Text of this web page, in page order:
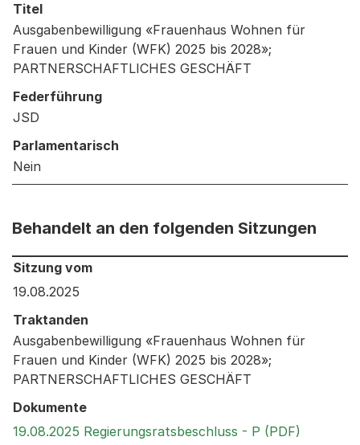
Titel
Ausgabenbewilligung «Frauenhaus Wohnen für
Frauen und Kinder (WFK) 2025 bis 2028»;
PARTNERSCHAFTLICHES GESCHÄFT
Federführung
JSD
Parlamentarisch
Nein
Behandelt an den folgenden Sitzungen
Behandelt an den folgenden Sitzungen: Informationen
Sitzung vom
19.08.2025
Traktanden
Ausgabenbewilligung «Frauenhaus Wohnen für
Frauen und Kinder (WFK) 2025 bis 2028»;
PARTNERSCHAFTLICHES GESCHÄFT
Dokumente
19.08.2025 Regierungsratsbeschluss - P (PDF)